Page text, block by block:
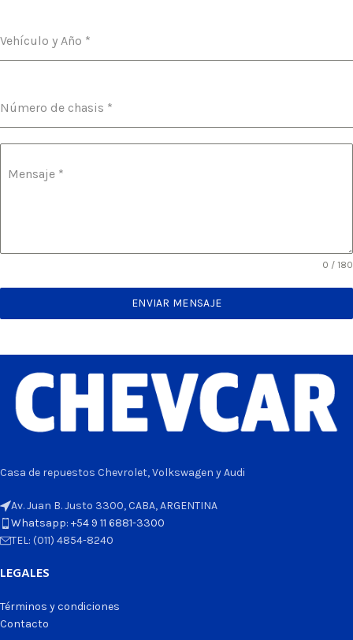
Vehículo y Año *
Número de chasis *
Mensaje *
0 / 180
ENVIAR MENSAJE
Casa de repuestos Chevrolet, Volkswagen y Audi
Av. Juan B. Justo 3300, CABA, ARGENTINA
Whatsapp: +54 9 11 6881-3300
TEL: (011) 4854-8240
LEGALES
Términos y condiciones
Contacto